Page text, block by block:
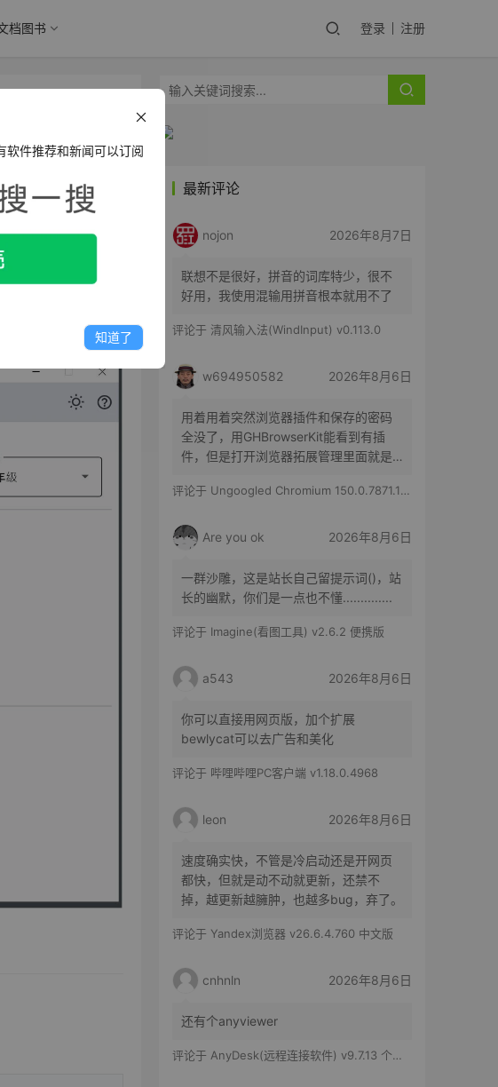
档图书 登录 注册
为国家中小学智
作的家长也能快
最新评论
nojon 2026年8月7日
联想不是很好，拼音的词库特少，很不
好用，我使用混输用拼音根本就用不了
评论于 清风输入法(WindInput) v0.113.0
w694950582 2026年8月6日
用着用着突然浏览器插件和保存的密码
全没了，用GHBrowserKit能看到有插
件，但是打开浏览器拓展管理里面就是
评论于 Ungoogled Chromium 150.0.7871.186-1.1 果核优化便携版
Are you ok 2026年8月6日
一群沙雕，这是站长自己留提示词()，站
长的幽默，你们是一点也不懂..............
评论于 Imagine(看图工具) v2.6.2 便携版
a543 2026年8月6日
你可以直接用网页版，加个扩展
bewlycat可以去广告和美化
评论于 哔哩哔哩PC客户端 v1.18.0.4968
leon 2026年8月6日
速度确实快，不管是冷启动还是开网页
都快，但就是动不动就更新，还禁不
掉，越更新越臃肿，也越多bug，弃了。
评论于 Yandex浏览器 v26.6.4.760 中文版
cnhnln 2026年8月6日
还有个anyviewer
评论于 AnyDesk(远程连接软件) v9.7.13 个人版
软件推荐和新闻可以订阅
知道了